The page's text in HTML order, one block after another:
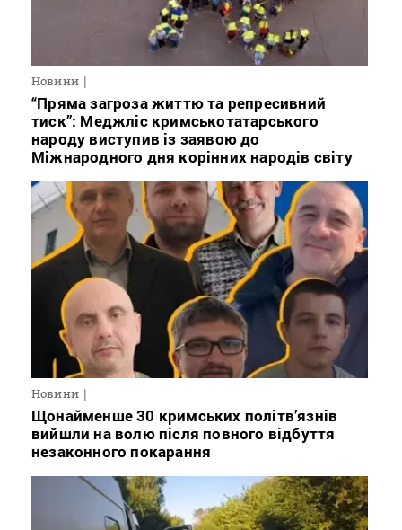
Новини
“Пряма загроза життю та репресивний
тиск”: Меджліс кримськотатарського
народу виступив із заявою до
Міжнародного дня корінних народів світу
Новини
Щонайменше 30 кримських політв’язнів
вийшли на волю після повного відбуття
незаконного покарання